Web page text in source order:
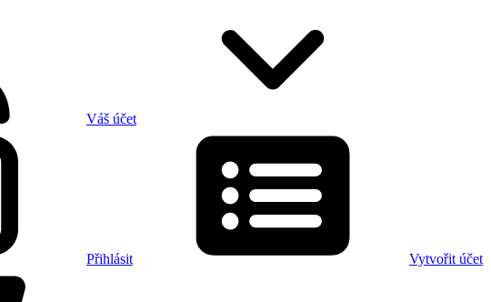
Váš účet
Přihlásit Vytvořit účet